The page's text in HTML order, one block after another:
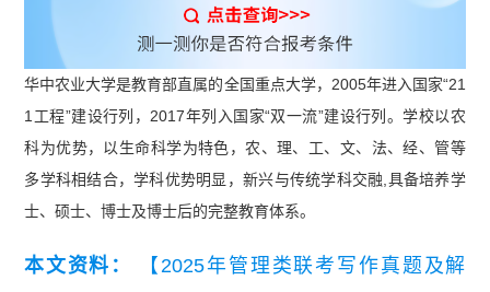
华中农业大学是教育部直属的全国重点大学，2005年进入国家“21
1工程”建设行列，2017年列入国家“双一流”建设行列。学校以农
科为优势，以生命科学为特色，农、理、工、文、法、经、管等
多学科相结合，学科优势明显，新兴与传统学科交融,具备培养学
士、硕士、博士及博士后的完整教育体系。
本文资料：
【2025年管理类联考写作真题及解